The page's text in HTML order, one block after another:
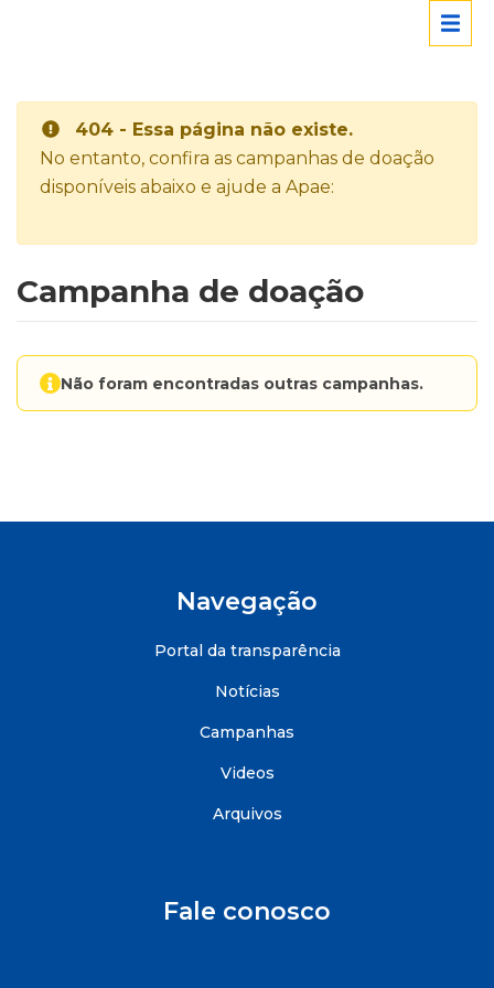
404 - Essa página não existe.
No entanto, confira as campanhas de doação
disponíveis abaixo e ajude a Apae:
Campanha de doação
Não foram encontradas outras campanhas.
Navegação
Portal da transparência
Notícias
Campanhas
Videos
Arquivos
Fale conosco